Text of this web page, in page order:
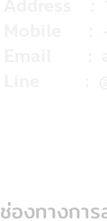
ช่องทางกา